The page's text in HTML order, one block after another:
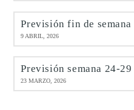
Previsión fin de
9 ABRIL, 2026
Previsión semana 24-
23 MARZO, 2026